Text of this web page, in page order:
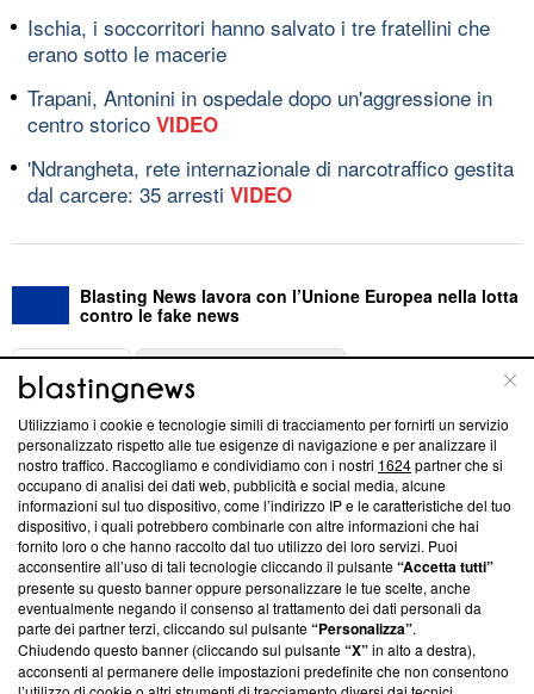
Ischia, i soccorritori hanno salvato i tre fratellini che
erano sotto le macerie
Trapani, Antonini in ospedale dopo un'aggressione in
centro storico VIDEO
'Ndrangheta, rete internazionale di narcotraffico gestita
dal carcere: 35 arresti VIDEO
Blasting News lavora con l’Unione Europea nella lotta
contro le fake news
ABOUT
Questa sezione offre informazioni trasparenti su Blasting
News, sui nostri processi editoriali e su come ci impegniamo a
creare news di qualità. Inoltre, afferma la nostra aderenza a
‘Trust Project - News with Integrity’Blasting News non è
ancora membro del programma, ma ha richiesto di farne
parte; Trust Project non ha ancora effettuato una verifica di
conformità agli standard.
Su di noi
Team editoriale
Utilizziamo i cookie e tecnologie simili di tracciamento per fornirti un servizio
personalizzato rispetto alle tue esigenze di navigazione e per analizzare il
nostro traffico. Raccogliamo e condividiamo con i nostri 1624partner che si
occupano di analisi dei dati web, pubblicità e social media, alcune
informazioni sul tuo dispositivo, come l’indirizzo IP e le caratteristiche del tuo
dispositivo, i quali potrebbero combinarle con altre informazioni che hai
fornito loro o che hanno raccolto dal tuo utilizzo dei loro servizi. Puoi
acconsentire all’uso di tali tecnologie cliccando il pulsante“Accetta tutti”
presente su questo banner oppure personalizzare le tue scelte, anche
eventualmente negando il consenso al trattamento dei dati personali da
parte dei partner terzi, cliccando sul pulsante“Personalizza”.
Chiudendo questo banner (cliccando sul pulsante“X”in alto a destra),
acconsenti al permanere delle impostazioni predefinite che non consentono